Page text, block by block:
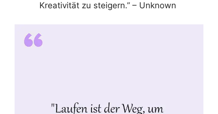
Kreativität zu steigern.” – Unknown